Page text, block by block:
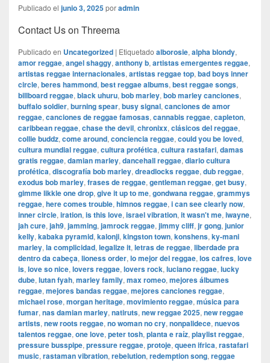
Publicado el junio 3, 2025poradmin
Contact Us on Threema
Publicado en Uncategorized | Etiquetado alborosie, alpha blondy,
amor reggae, angel shaggy, anthony b, artistas emergentes reggae,
artistas reggae internacionales, artistas reggae top, bad boys inner
circle, beres hammond, best reggae albums, best reggae songs,
billboard reggae, black uhuru, bob marley, bob marley canciones,
buffalo soldier, burning spear, busy signal, canciones de amor
reggae, canciones de reggae famosas, cannabis reggae, capleton,
caribbean reggae, chase the devil, chronixx, clásicos del reggae,
collie buddz, come around, conciencia reggae, could you be loved,
cultura mundial reggae, cultura profética, cultura rastafari, damas
gratis reggae, damian marley, dancehall reggae, diario cultura
profética, discografía bob marley, dreadlocks reggae, dub reggae,
exodus bob marley, frases de reggae, gentleman reggae, get busy,
gimme likkle one drop, give it up to me, gondwana reggae, grammys
reggae, here comes trouble, himnos reggae, i can see clearly now,
inner circle, iration, is this love, israel vibration, it wasn't me, iwayne,
jah cure, jah9, jamming, jamrock reggae, jimmy cliff, jr gong, junior
kelly, kabaka pyramid, kalonji, kingston town, konshens, ky-mani
marley, la complicidad, legalize it, letras de reggae, liberdade pra
dentro da cabeça, lioness order, lo mejor del reggae, los cafres, love
is, love so nice, lovers reggae, lovers rock, luciano reggae, lucky
dube, lutan fyah, marley family, max romeo, mejores álbumes
reggae, mejores bandas reggae, mejores canciones reggae,
michael rose, morgan heritage, movimiento reggae, música para
fumar, nas damian marley, natiruts, new reggae 2025, new reggae
artists, new roots reggae, no woman no cry, nonpalidece, nuevos
talentos reggae, one love, peter tosh, planta e raíz, playlist reggae,
pressure busspipe, pressure reggae, protoje, queen ifrica, rastafari
music, rastaman vibration, rebelution, redemption song, reggae